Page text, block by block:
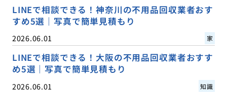
LINEで相談できる！神奈川の不用品回収業者おす
すめ5選｜写真で簡単見積もり
2026.06.01 家
LINEで相談できる！大阪の不用品回収業者おすす
め5選｜写真で簡単見積もり
2026.06.01 知識